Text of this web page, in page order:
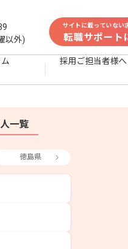
以外)
サイトに載っていない
転職サポート
採用ご担当者様へ
一覧
徳島県